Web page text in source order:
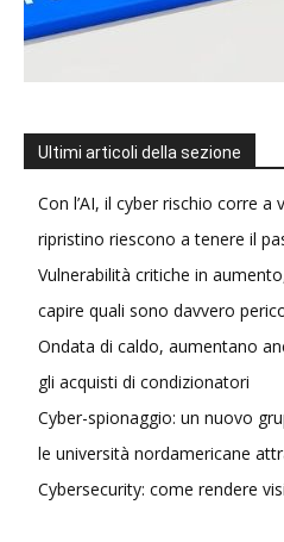
Ultimi articoli della sezione
Con l’AI, il cyber rischio corre a
ripristino riescono a tenere il
Vulnerabilità critiche in
capire quali sono davvero
Ondata di caldo, aumentano
gli acquisti di condizionatori
Cyber-spionaggio: un nuovo
le università nordamericane
Cybersecurity: come rendere